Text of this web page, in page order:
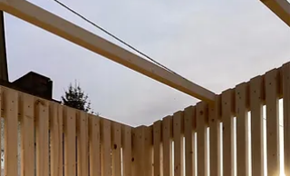
Potřebujete zastřešit svou terasu? Najdeme to
nejvhodnější řešení. 🤝 Vyrábíme dřevěné
konstrukce na míru pro váš dům, dle vašich